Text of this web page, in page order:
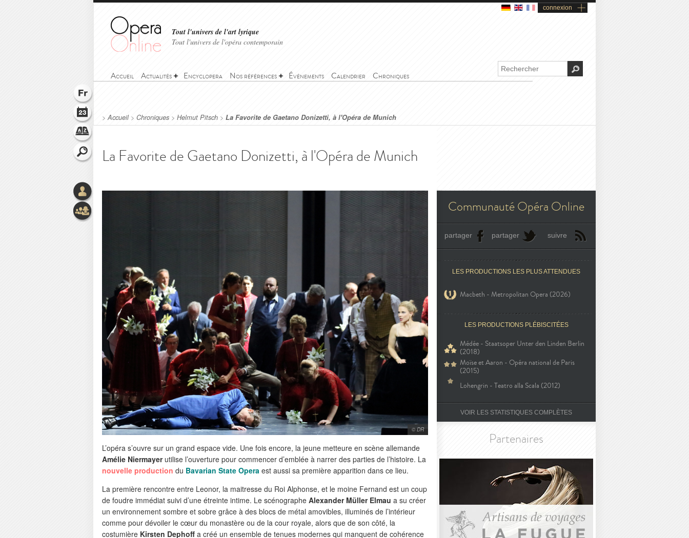
connexion
Tout l'univers de l'art lyrique
Tout l'univers de l'opéra contemporain
Accueil Actualités Encyclopera Nos références Événements Calendrier Chroniques
>Accueil> Chroniques > Helmut Pitsch > La Favorite de Gaetano Donizetti, à l'Opéra de Munich
La Favorite de Gaetano Donizetti, à l'Opéra de Munich
© DR
L’opéra s’ouvre sur un grand espace vide. Une fois encore, la jeune metteure en scène allemande
Amélie Niermayer utilise l’ouverture pour commencer d’emblée à narrer des parties de l’histoire. La
nouvelle production du Bavarian State Opera est aussi sa première apparition dans ce lieu.
La première rencontre entre Leonor, la maitresse du Roi Alphonse, et le moine Fernand est un coup
de foudre immédiat suivi d’une étreinte intime. Le scénographe Alexander Müller Elmau a su créer
un environnement sombre et sobre grâce à des blocs de métal amovibles, illuminés de l’intérieur
comme pour dévoiler le cœur du monastère ou de la cour royale, alors que de son côté, la
costumière Kirsten Dephoff a créé un ensemble de tenues modernes qui manquent de cohérence
Communauté Opéra Online
partager partager suivre
LES PRODUCTIONS LES PLUS ATTENDUES
Macbeth - Metropolitan Opera (2026)
LES PRODUCTIONS PLÉBISCITÉES
Médée - Staatsoper Unter den Linden Berlin
(2018)
Moïse et Aaron - Opéra national de Paris
(2015)
Lohengrin - Teatro alla Scala (2012)
VOIR LES STATISTIQUES COMPLÈTES
Partenaires